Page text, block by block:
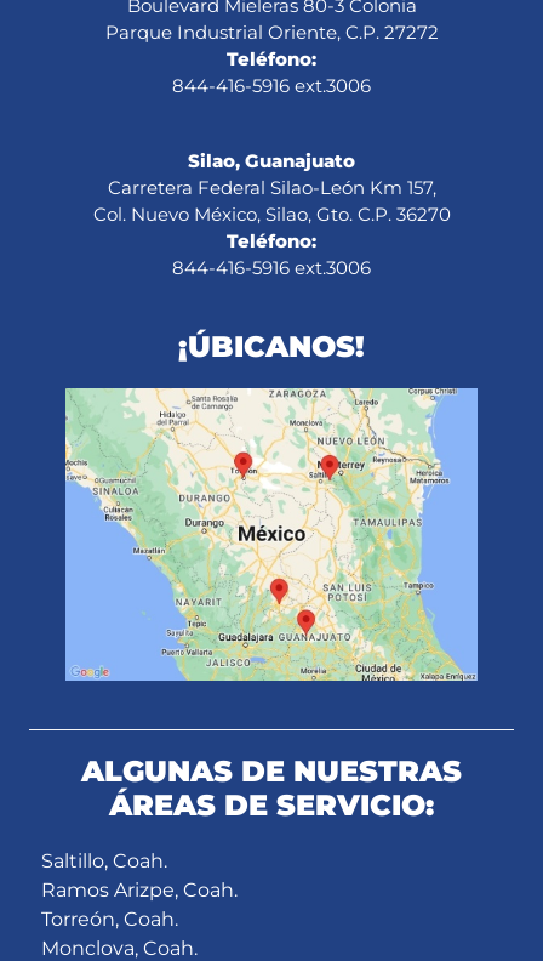
Boulevard Mieleras 80-3 Colonia
Parque Industrial Oriente, C.P. 27272
Teléfono:
844-416-5916 ext.3006
Silao, Guanajuato
Carretera Federal Silao-León Km 157,
Col. Nuevo México, Silao, Gto. C.P. 36270
Teléfono:
844-416-5916 ext.3006
¡ÚBICANOS!
ALGUNAS DE NUESTRAS
ÁREAS DE SERVICIO:
Saltillo, Coah.
Ramos Arizpe, Coah.
Torreón, Coah.
Monclova, Coah.